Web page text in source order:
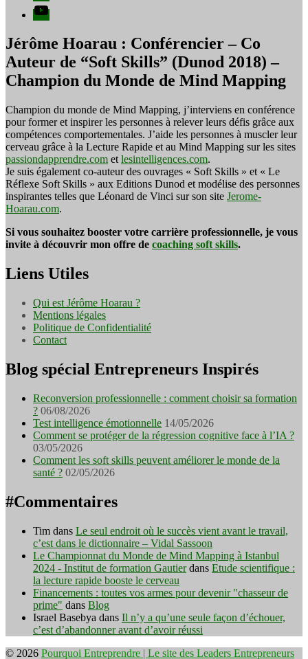
YouTube
Jérôme Hoarau : Conférencier – Co
Auteur de “Soft Skills” (Dunod 2018) –
Champion du Monde de Mind Mapping
Champion du monde de Mind Mapping, j’interviens en conférence
pour former et inspirer les personnes à relever leurs défis grâce aux
compétences comportementales. J’aide les personnes à muscler leur
cerveau grâce à la Lecture Rapide et au Mind Mapping sur les sites
passiondapprendre.com et lesintelligences.com.
Je suis également co-auteur des ouvrages « Soft Skills » et « Le
Réflexe Soft Skills » aux Editions Dunod et modélise des personnes
inspirantes telles que Léonard de Vinci sur son site Jerome-
Hoarau.com.
Si vous souhaitez booster votre carrière professionnelle, je vous
invite à découvrir mon offre de coaching soft skills.
Liens Utiles
Qui est Jérôme Hoarau ?
Mentions légales
Politique de Confidentialité
Contact
Blog spécial Entrepreneurs Inspirés
Reconversion professionnelle : comment choisir sa formation
? 06/08/2026
Test intelligence émotionnelle 14/05/2026
Comment se protéger de la régression cognitive face à l’IA ?
03/05/2026
Comment les soft skills peuvent améliorer le monde de la
santé ? 02/05/2026
#Commentaires
Tim dans Le seul endroit où le succès vient avant le travail,
c’est dans le dictionnaire – Vidal Sassoon
Le Championnat du Monde de Mind Mapping à Istanbul
2024 - Institut de formation Gautierdans Etude scientifique :
la lecture rapide booste le cerveau
Financements : toutes vos armes pour devenir "chasseur de
prime" dans Blog
Israel Basebya dans Il n’y a qu’une seule façon d’échouer,
c’est d’abandonner avant d’avoir réussi
© 2026 Pourquoi Entreprendre | Le site des Leaders Entrepreneurs